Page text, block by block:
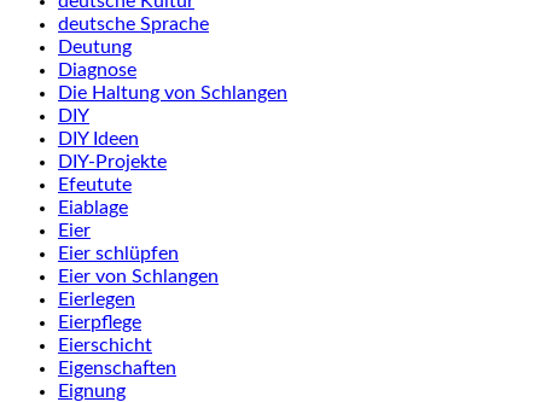
deutsche Sprache
Deutung
Diagnose
Die Haltung von Schlangen
DIY
DIY Ideen
DIY-Projekte
Efeutute
Eiablage
Eier
Eier schlüpfen
Eier von Schlangen
Eierlegen
Eierpflege
Eierschicht
Eigenschaften
Eignung